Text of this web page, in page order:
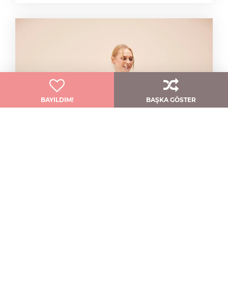
BAYILDIM! BAŞKA GÖSTER